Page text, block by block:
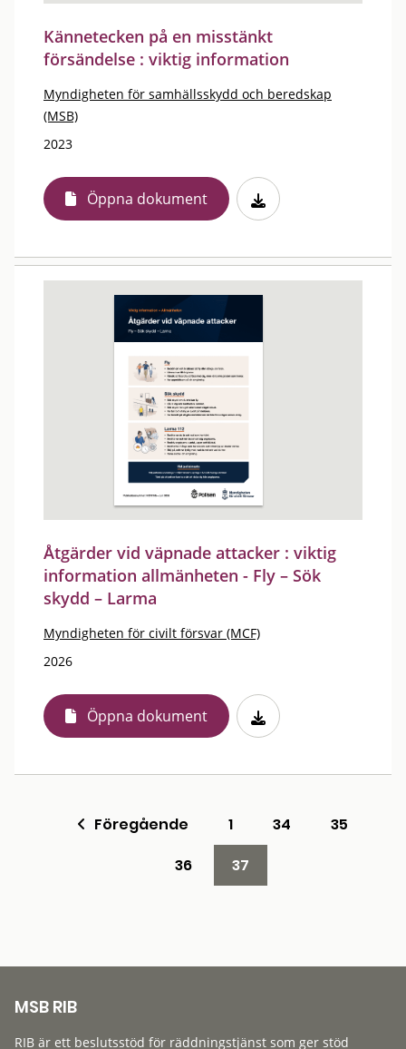
Kännetecken på en misstänkt
försändelse : viktig information
Myndigheten för samhällsskydd och beredskap
(MSB)
2023
Öppna dokument
Åtgärder vid väpnade attacker : viktig
information allmänheten - Fly – Sök
skydd – Larma
Myndigheten för civilt försvar (MCF)
2026
Öppna dokument
Föregående 1 34
35
36
37
MSB RIB
RIB är ett beslutsstöd för räddningstjänst som ger stöd